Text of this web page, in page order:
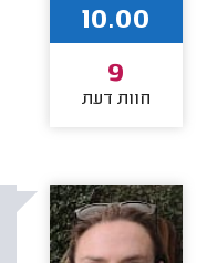
10.00
9
חוות דעת